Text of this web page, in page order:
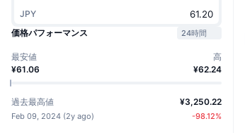
JPY
価格パフォーマンス
24時間
最安値
¥61.06
高
¥62.24
過去最高値
Feb 09, 2024 (2y ago)
¥3,250.22
-98.12%